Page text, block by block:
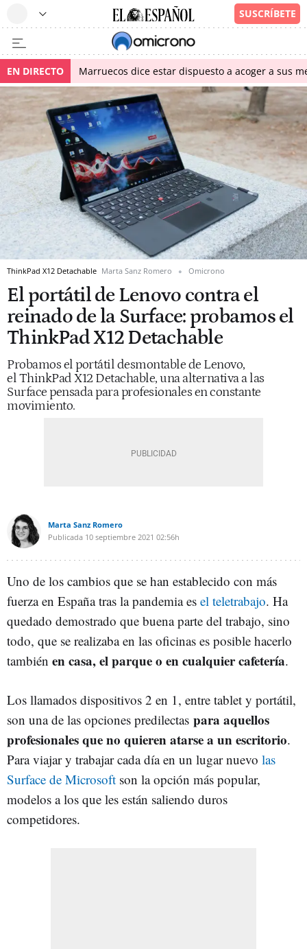
EN DIRECTO Marruecos dice estar dispuesto a acoger a sus
ThinkPad X12 Detachable Marta Sanz Romero Omicrono
El portátil de Lenovo contra el
reinado de la Surface: probamos el
ThinkPad X12 Detachable
Probamos el portátil desmontable de Lenovo,
el ThinkPad X12 Detachable, una alternativa a las
Surface pensada para profesionales en constante
movimiento.
Marta Sanz Romero
Publicada 10 septiembre 2021 02:56h
Uno de los cambios que se han establecido con más
fuerza en España tras la pandemia es el teletrabajo. Ha
quedado demostrado que buena parte del trabajo, sino
todo, que se realizaba en las oficinas es posible hacerlo
también en casa, el parque o en cualquier cafetería.
Los llamados dispositivos 2 en 1, entre tablet y portátil,
son una de las opciones predilectas para aquellos
profesionales que no quieren atarse a un escritorio.
Para viajar y trabajar cada día en un lugar nuevo las
Surface de Microsoft son la opción más popular,
modelos a los que les están saliendo duros
competidores.